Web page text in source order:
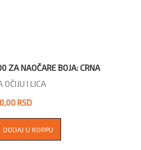
ZA NAOČARE BOJA: CRNA
OČIJU I LICA
RSD